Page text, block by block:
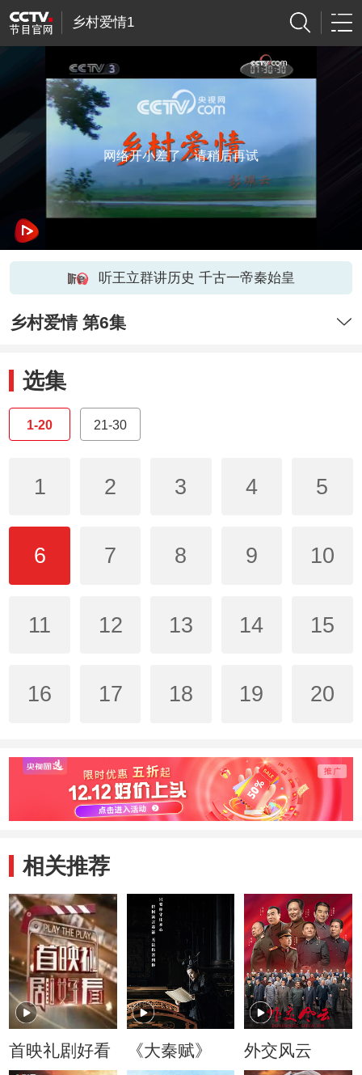
乡村爱情1
网络开小差了，请稍后再试
听王立群讲历史 千古一帝秦始皇
乡村爱情 第6集
选集
1-20 21-30
1 2 3 4 5
6 7 8 9 10
11 12 13 14 15
16 17 18 19 20
相关推荐
首映礼剧好看 《大秦赋》 外交风云